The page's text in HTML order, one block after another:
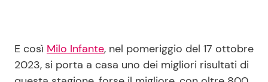
E così Milo Infante, nel pomeriggio del 17 ottobre
2023, si porta a casa uno dei migliori risultati di